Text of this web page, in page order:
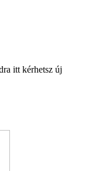
itt kérhetsz új